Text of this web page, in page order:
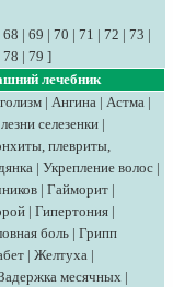
68 | 69 | 70 | 71 | 72 | 73 |
78 | 79 ]
лечебник
| Ангина | Астма |
селезенки |
плевриты,
| Укрепление волос |
| Гайморит |
| Гипертония |
боль | Грипп
| Желтуха |
месячных |